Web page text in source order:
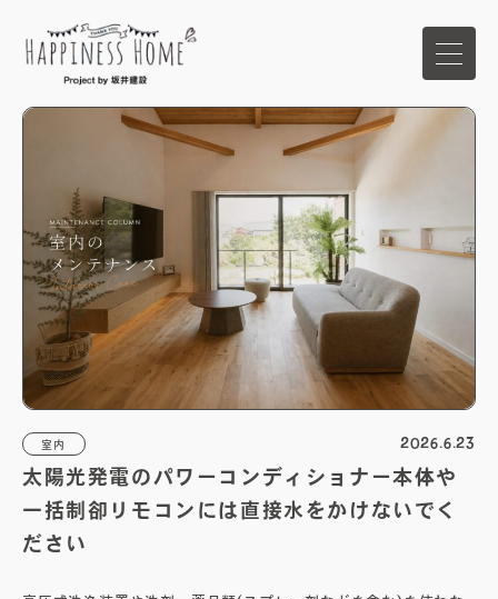
イベント
家づくりの想い
ハピネスホームの強み
施工事例
室内 2026.6.23
太陽光発電のパワーコンディショナー本体や
一括制卻リモコンには直接水をかけないでく
ださい